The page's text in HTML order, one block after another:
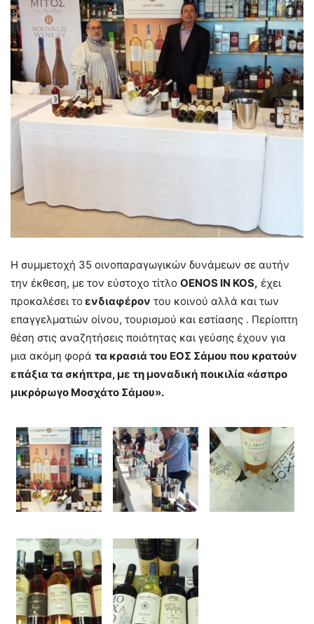
Η συμμετοχή 35 οινοπαραγωγικών δυνάμεων σε αυτήν
την έκθεση, με τον εύστοχο τίτλο OENOS IN KOS, έχει
προκαλέσει το ενδιαφέρον του κοινού αλλά και των
επαγγελματιών οίνου, τουρισμού και εστίασης . Περίοπτη
θέση στις αναζητήσεις ποιότητας και γεύσης έχουν για
μια ακόμη φορά τα κρασιά του ΕΟΣ Σάμου που κρατούν
επάξια τα σκήπτρα, με τη μοναδική ποικιλία «άσπρο
μικρόρωγο Μοσχάτο Σάμου».